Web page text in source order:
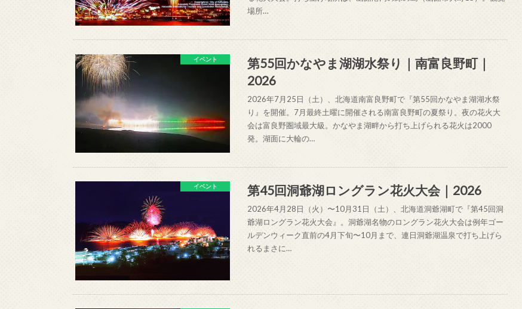
場所…
イベント
第55回かなやま湖湖水祭り｜南富良野町｜
2026
2026年7月25日（土）、北海道南富良野町で『第55回かなやま湖湖水祭
り』を開催。7月最終土曜に開催される南富良野町の夏祭り。夜の花火大
会は富良野圏域最大級。かなやま湖畔から打ち上げられる花火は2000
発。湖面に大輪の…
イベント 第45回洞爺湖ロングラン花火大会｜2026
2026年4月28日（火）〜10月31日（土）、北海道洞爺湖町で『第45回洞
爺湖ロングラン花火大会』。洞爺湖名物のロングラン花火大会は例年ゴー
ルデンウィーク直前の4月下旬〜10月まで、連日洞爺湖温泉で打ち上げら
れるまさに…